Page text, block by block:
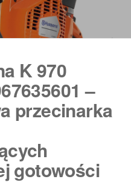
K 970
–
przecinarka
gotowości